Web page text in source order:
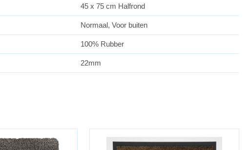
45 x 75 cm Halfrond
Normaal, Voor buiten
100% Rubber
22mm